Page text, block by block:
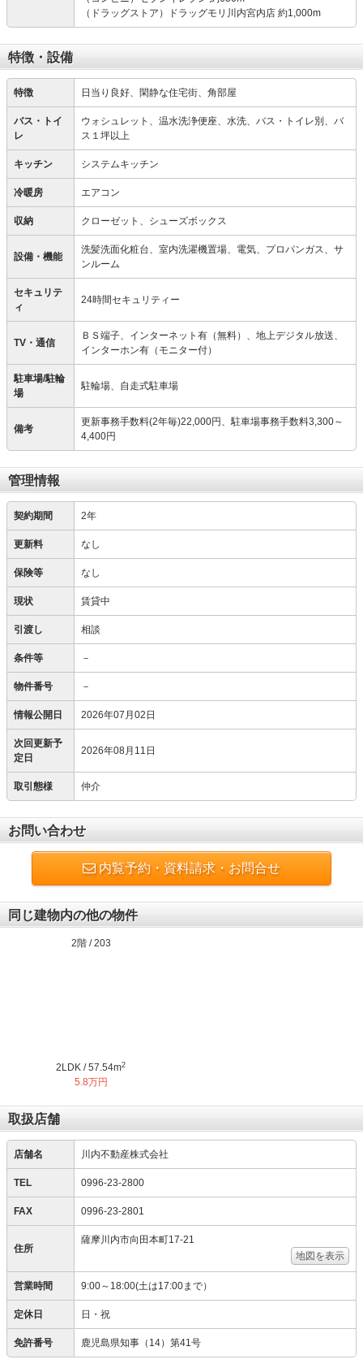
（ドラッグストア）ドラッグモリ川内宮内店 約1,000m
特徴・設備
特徴 日当り良好、閑静な住宅街、角部屋
バス・トイ
レ
ウォシュレット、温水洗浄便座、水洗、バス・トイレ別、バ
ス１坪以上
キッチン システムキッチン
冷暖房 エアコン
収納 クローゼット、シューズボックス
設備・機能
洗髪洗面化粧台、室内洗濯機置場、電気、プロパンガス、サ
ンルーム
セキュリテ
ィ
24時間セキュリティー
TV・通信
ＢＳ端子、インターネット有（無料）、地上デジタル放送、
インターホン有（モニター付）
駐車場/駐輪
場
駐輪場、自走式駐車場
備考
更新事務手数料(2年毎)22,000円、駐車場事務手数料3,300～
4,400円
管理情報
契約期間 2年
更新料 なし
保険等 なし
現状 賃貸中
引渡し 相談
条件等 －
物件番号 －
情報公開日 2026年07月02日
次回更新予
定日
2026年08月11日
取引態様 仲介
お問い合わせ
内覧予約・資料請求・お問合せ
同じ建物内の他の物件
2階 / 203
2LDK / 57.54m2
5.8万円
取扱店舗
店舗名 川内不動産株式会社
TEL 0996-23-2800
FAX 0996-23-2801
住所
薩摩川内市向田本町17-21
地図を表示
営業時間 9:00～18:00(土は17:00まで）
定休日 日・祝
免許番号 鹿児島県知事（14）第41号